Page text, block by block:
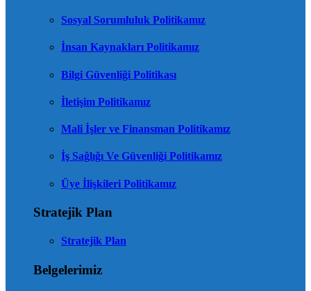
Sosyal Sorumluluk Politikamız
İnsan Kaynakları Politikamız
Bilgi Güvenliği Politikası
İletişim Politikamız
Mali İşler ve Finansman Politikamız
İş Sağlığı Ve Güvenliği Politikamız
Üye İlişkileri Politikamız
Stratejik Plan
Stratejik Plan
Belgelerimiz